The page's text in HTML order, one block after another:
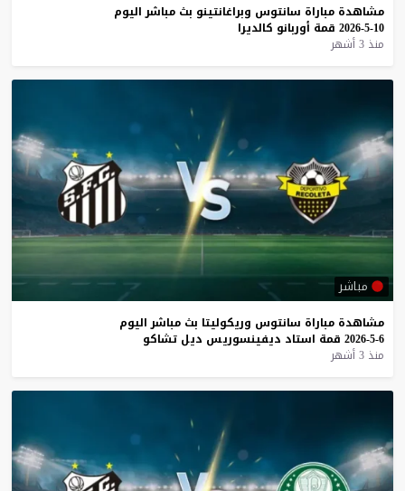
مشاهدة مباراة سانتوس وبراغانتينو بث مباشر اليوم
10-5-2026
قمة أوربانو كالديرا
منذ 3 أشهر
مباشر
مشاهدة مباراة سانتوس وريكوليتا بث مباشر اليوم
6-5-2026
قمة استاد ديفينسوريس ديل تشاكو
منذ 3 أشهر